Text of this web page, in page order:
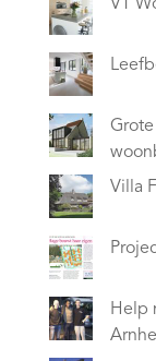
VT
Villa
Help